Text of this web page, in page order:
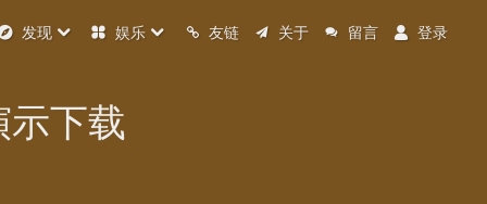
发现 娱乐 友链 关于 留言 登录
下载